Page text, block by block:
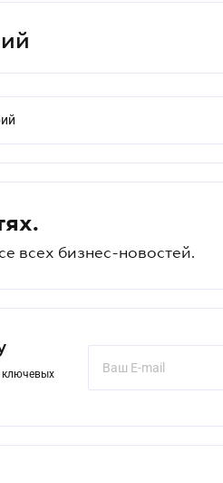
всех бизнес-новостей.
ключевых